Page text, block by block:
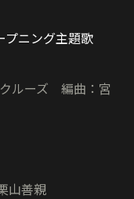
プニング主題歌
ルーズ 編曲：宮
山善親